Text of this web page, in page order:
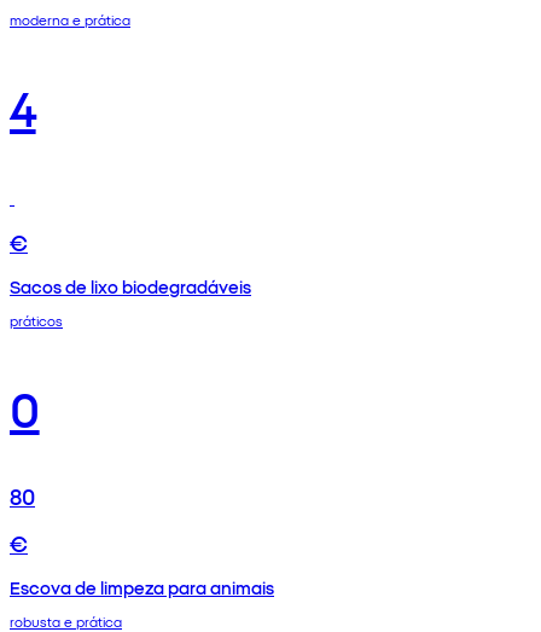
moderna e prática
4
€
Sacos de lixo biodegradáveis
práticos
0
80
€
Escova de limpeza para animais
robusta e prática